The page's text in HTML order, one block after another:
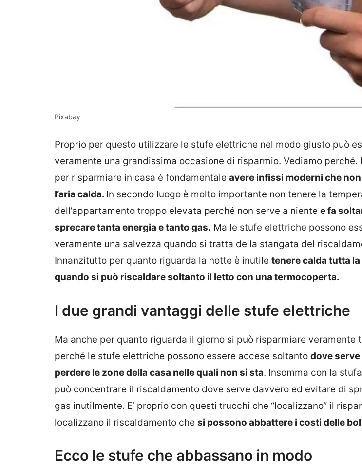
Pixabay
Proprio per questo utilizzare le stufe elettriche nel modo giusto può
veramente una grandissima occasione di risparmio. Vediamo perché.
per risparmiare in casa è fondamentale avere infissi moderni che
l’aria calda. In secondo luogo è molto importante non tenere la
dell’appartamento troppo elevata perché non serve a niente e fa
sprecare tanta energia e tanto gas. Ma le stufe elettriche possono
veramente una salvezza quando si tratta della stangata del
Innanzitutto per quanto riguarda la notte è inutile tenere calda tutta la
quando si può riscaldare soltanto il letto con una termocoperta.
I due grandi vantaggi delle stufe elettriche
Ma anche per quanto riguarda il giorno si può risparmiare veramente
perché le stufe elettriche possono essere accese soltanto dove
perdere le zone della casa nelle quali non si sta. Insomma con la
può concentrare il riscaldamento dove serve davvero ed evitare di
gas inutilmente. E’ proprio con questi trucchi che “localizzano” il
localizzano il riscaldamento che si possono abbattere i costi delle
Ecco le stufe che abbassano in modo